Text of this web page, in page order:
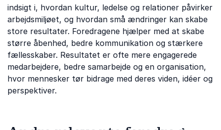
indsigt i, hvordan kultur, ledelse og relationer påvirker
arbejdsmiljøet, og hvordan små ændringer kan skabe
store resultater. Foredragene hjælper med at skabe
større åbenhed, bedre kommunikation og stærkere
fællesskaber. Resultatet er ofte mere engagerede
medarbejdere, bedre samarbejde og en organisation,
hvor mennesker tør bidrage med deres viden, idéer og
perspektiver.